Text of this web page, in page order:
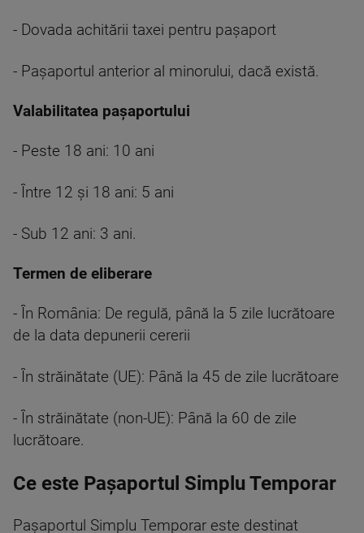
- Dovada achitării taxei pentru pașaport
- Pașaportul anterior al minorului, dacă există.
Valabilitatea pașaportului
- Peste 18 ani: 10 ani
- Între 12 și 18 ani: 5 ani
- Sub 12 ani: 3 ani.
Termen de eliberare
- În România: De regulă, până la 5 zile lucrătoare
de la data depunerii cererii
- În străinătate (UE): Până la 45 de zile lucrătoare
- În străinătate (non-UE): Până la 60 de zile
lucrătoare.
Ce este Pașaportul Simplu Temporar
Pașaportul Simplu Temporar este destinat